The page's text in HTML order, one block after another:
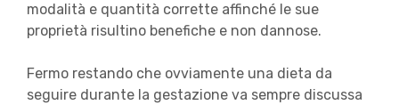
modalità e quantità corrette affinché le sue
proprietà risultino benefiche e non dannose.
Fermo restando che ovviamente una dieta da
seguire durante la gestazione va sempre discussa